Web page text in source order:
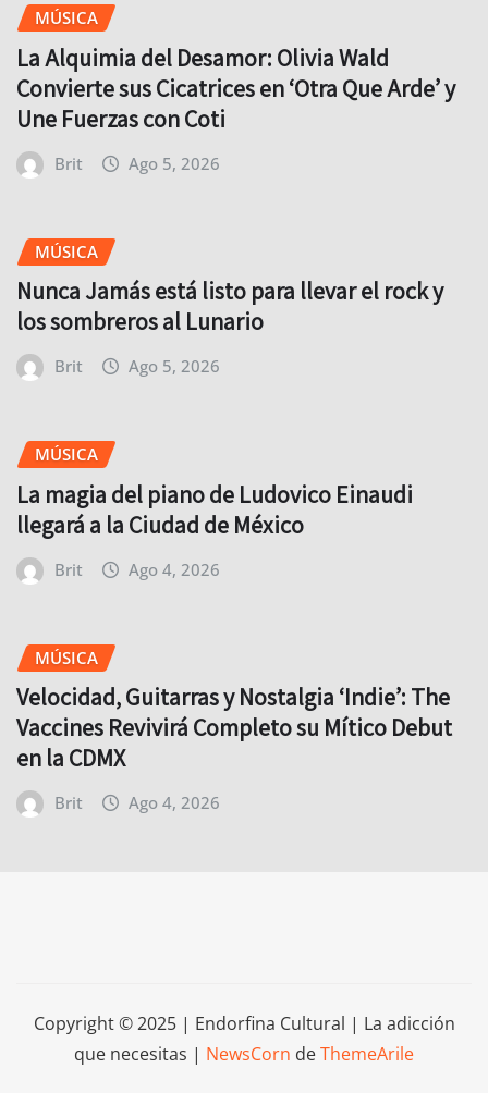
MÚSICA
La Alquimia del Desamor: Olivia Wald
Convierte sus Cicatrices en ‘Otra Que Arde’ y
Une Fuerzas con Coti
Brit Ago 5, 2026
MÚSICA
Nunca Jamás está listo para llevar el rock y
los sombreros al Lunario
Brit Ago 5, 2026
MÚSICA
La magia del piano de Ludovico Einaudi
llegará a la Ciudad de México
Brit Ago 4, 2026
MÚSICA
Velocidad, Guitarras y Nostalgia ‘Indie’: The
Vaccines Revivirá Completo su Mítico Debut
en la CDMX
Brit Ago 4, 2026
Copyright © 2025 | Endorfina Cultural | La adicción
que necesitas | NewsCorn deThemeArile